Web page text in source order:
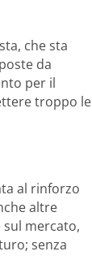
che sta
da
per il
troppo le
al rinforzo
altre
mercato,
senza